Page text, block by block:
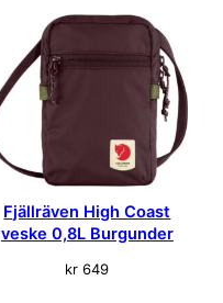
Fjällräven High Coast
veske 0,8L Burgunder
kr 649